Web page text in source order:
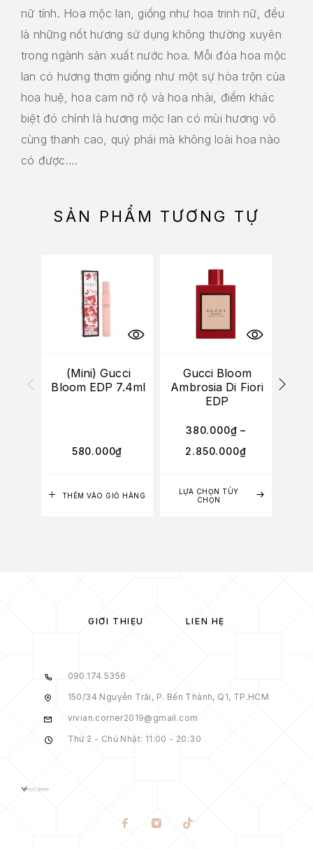
nữ tính. Hoa mộc lan, giống như hoa trinh nữ, đều
là những nốt hương sử dụng không thường xuyên
trong ngành sản xuất nước hoa. Mỗi đóa hoa mộc
lan có hương thơm giống như một sự hòa trộn của
hoa huệ, hoa cam nở rộ và hoa nhài, điểm khác
biệt đó chính là hương mộc lan có mùi hương vô
cùng thanh cao, quý phái mà không loài hoa nào
có được….
SẢN PHẨM TƯƠNG TỰ
THÊM VÀO GIỎ HÀNG
(Mini) Gucci
Bloom EDP 7.4ml
580.000₫
LỰA CHỌN TÙY
CHỌN
Gucci Bloom
Ambrosia Di Fiori
EDP
380.000₫ –
2.850.000₫
GIỚI THIỆU LIÊN HỆ
090.174.5356
150/34 Nguyễn Trãi, P. Bến Thành, Q1, TP.HCM
vivian.corner2019@gmail.com
Thứ 2 - Chủ Nhật: 11:00 - 20:30